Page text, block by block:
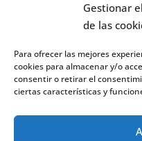
Gestionar
de las
Para ofrecer las mejores
cookies para almacenar y/o
consentir o retirar el
ciertas características y
Rellena